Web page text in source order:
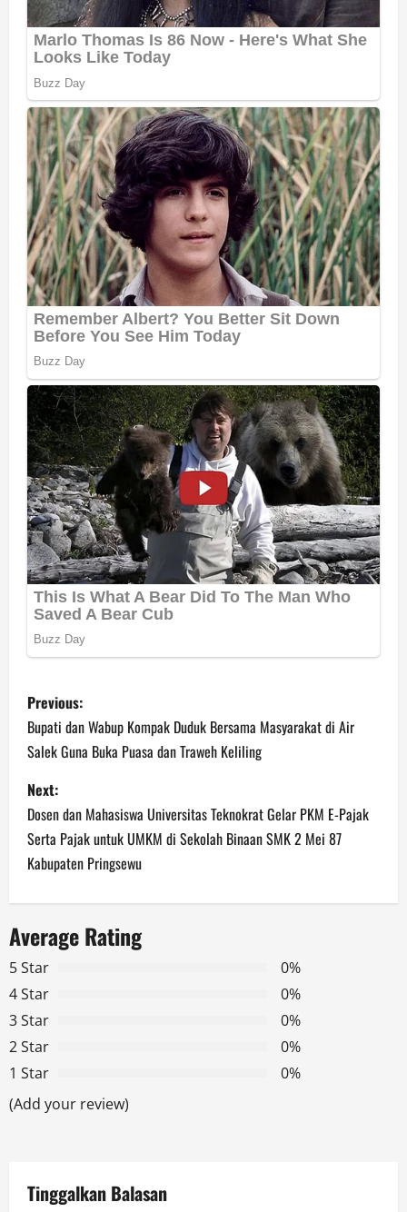
P
o
s
t
n
v
i
g
a
t
i
n
Previous:
Bupati dan Wabup Kompak Duduk Bersama Masyarakat di Air
Salek Guna Buka Puasa dan Traweh Keliling
Next:
Dosen dan Mahasiswa Universitas Teknokrat Gelar PKM E-Pajak
Serta Pajak untuk UMKM di Sekolah Binaan SMK 2 Mei 87
Kabupaten Pringsewu
Average Rating
5 Star
0%
4 Star
0%
3 Star
0%
2 Star
0%
1 Star
0%
(Add your review)
Tinggalkan Balasan